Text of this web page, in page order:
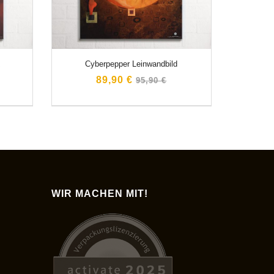
Cyberpepper Leinwandbild
89,90 € Normaler
95,90 €
WIR MACHEN MIT!